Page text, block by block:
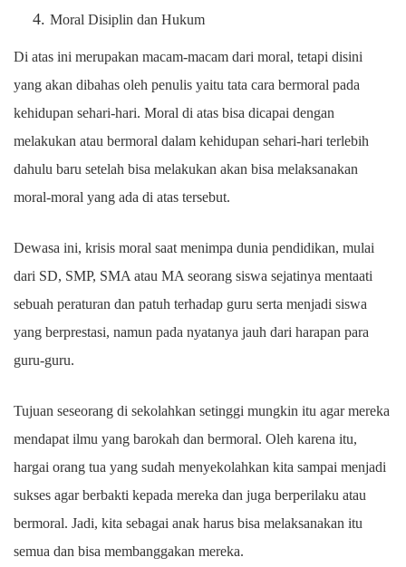
Moral Disiplin dan Hukum
Di atas ini merupakan macam-macam dari moral, tetapi disini
yang akan dibahas oleh penulis yaitu tata cara bermoral pada
kehidupan sehari-hari. Moral di atas bisa dicapai dengan
melakukan atau bermoral dalam kehidupan sehari-hari terlebih
dahulu baru setelah bisa melakukan akan bisa melaksanakan
moral-moral yang ada di atas tersebut.
Dewasa ini, krisis moral saat menimpa dunia pendidikan, mulai
dari SD, SMP, SMA atau MA seorang siswa sejatinya mentaati
sebuah peraturan dan patuh terhadap guru serta menjadi siswa
yang berprestasi, namun pada nyatanya jauh dari harapan para
guru-guru.
Tujuan seseorang di sekolahkan setinggi mungkin itu agar mereka
mendapat ilmu yang barokah dan bermoral. Oleh karena itu,
hargai orang tua yang sudah menyekolahkan kita sampai menjadi
sukses agar berbakti kepada mereka dan juga berperilaku atau
bermoral. Jadi, kita sebagai anak harus bisa melaksanakan itu
semua dan bisa membanggakan mereka.